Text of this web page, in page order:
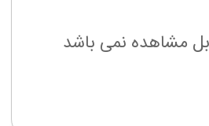
مشاهده نمی باشد